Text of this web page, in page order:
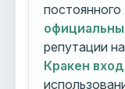
постоянного
репутации
Кракен вход